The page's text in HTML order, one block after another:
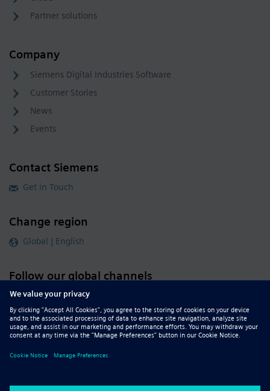
Partner solutions
Company
Siemens Digital Industries Software
Customer Stories
News
Events
Contact Siemens
Get in Touch
Change region
Global | English
Follow our global channels
siemens.com Global Website